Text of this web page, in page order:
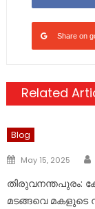
Share on
Related
Blog
Posted
May 15, 2025
തിരുവനന്തപുരം:
മടങ്ങവെ മകളുടെ